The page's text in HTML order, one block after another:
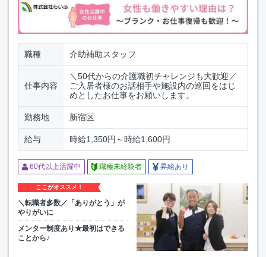
職種 介助補助スタッフ
仕事内容
＼50代からの介護職初チャレンジも大歓迎／
ご入居者様のお話相手や施設内の巡回をはじ
めとしたお仕事をお願いします。
勤務地 新宿区
給与 時給1,350円～時給1,600円
60代以上活躍中 職種未経験者 昇給あり
ここがオススメ！
＼転職者多数／「ありがとう」が
やりがいに
メンター制度あり★最初はできる
ことから♪